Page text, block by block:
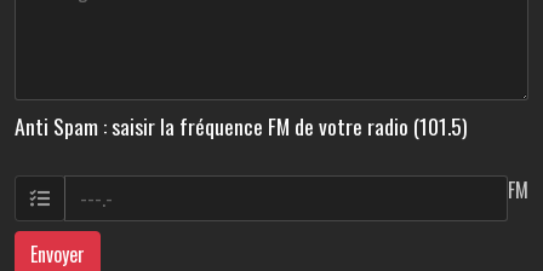
Anti Spam : saisir la fréquence FM de votre radio (101.5)
FM
Envoyer